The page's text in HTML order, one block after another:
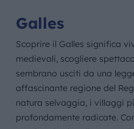
IL
Galles
Scoprire il Galles significa
medievali, scogliere
sembrano usciti da una
affascinante regione del
natura selvaggia, i villaggi
profondamente radicate.